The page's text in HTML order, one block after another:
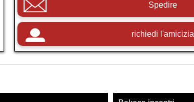
Spedire
richiedi l'amicizia